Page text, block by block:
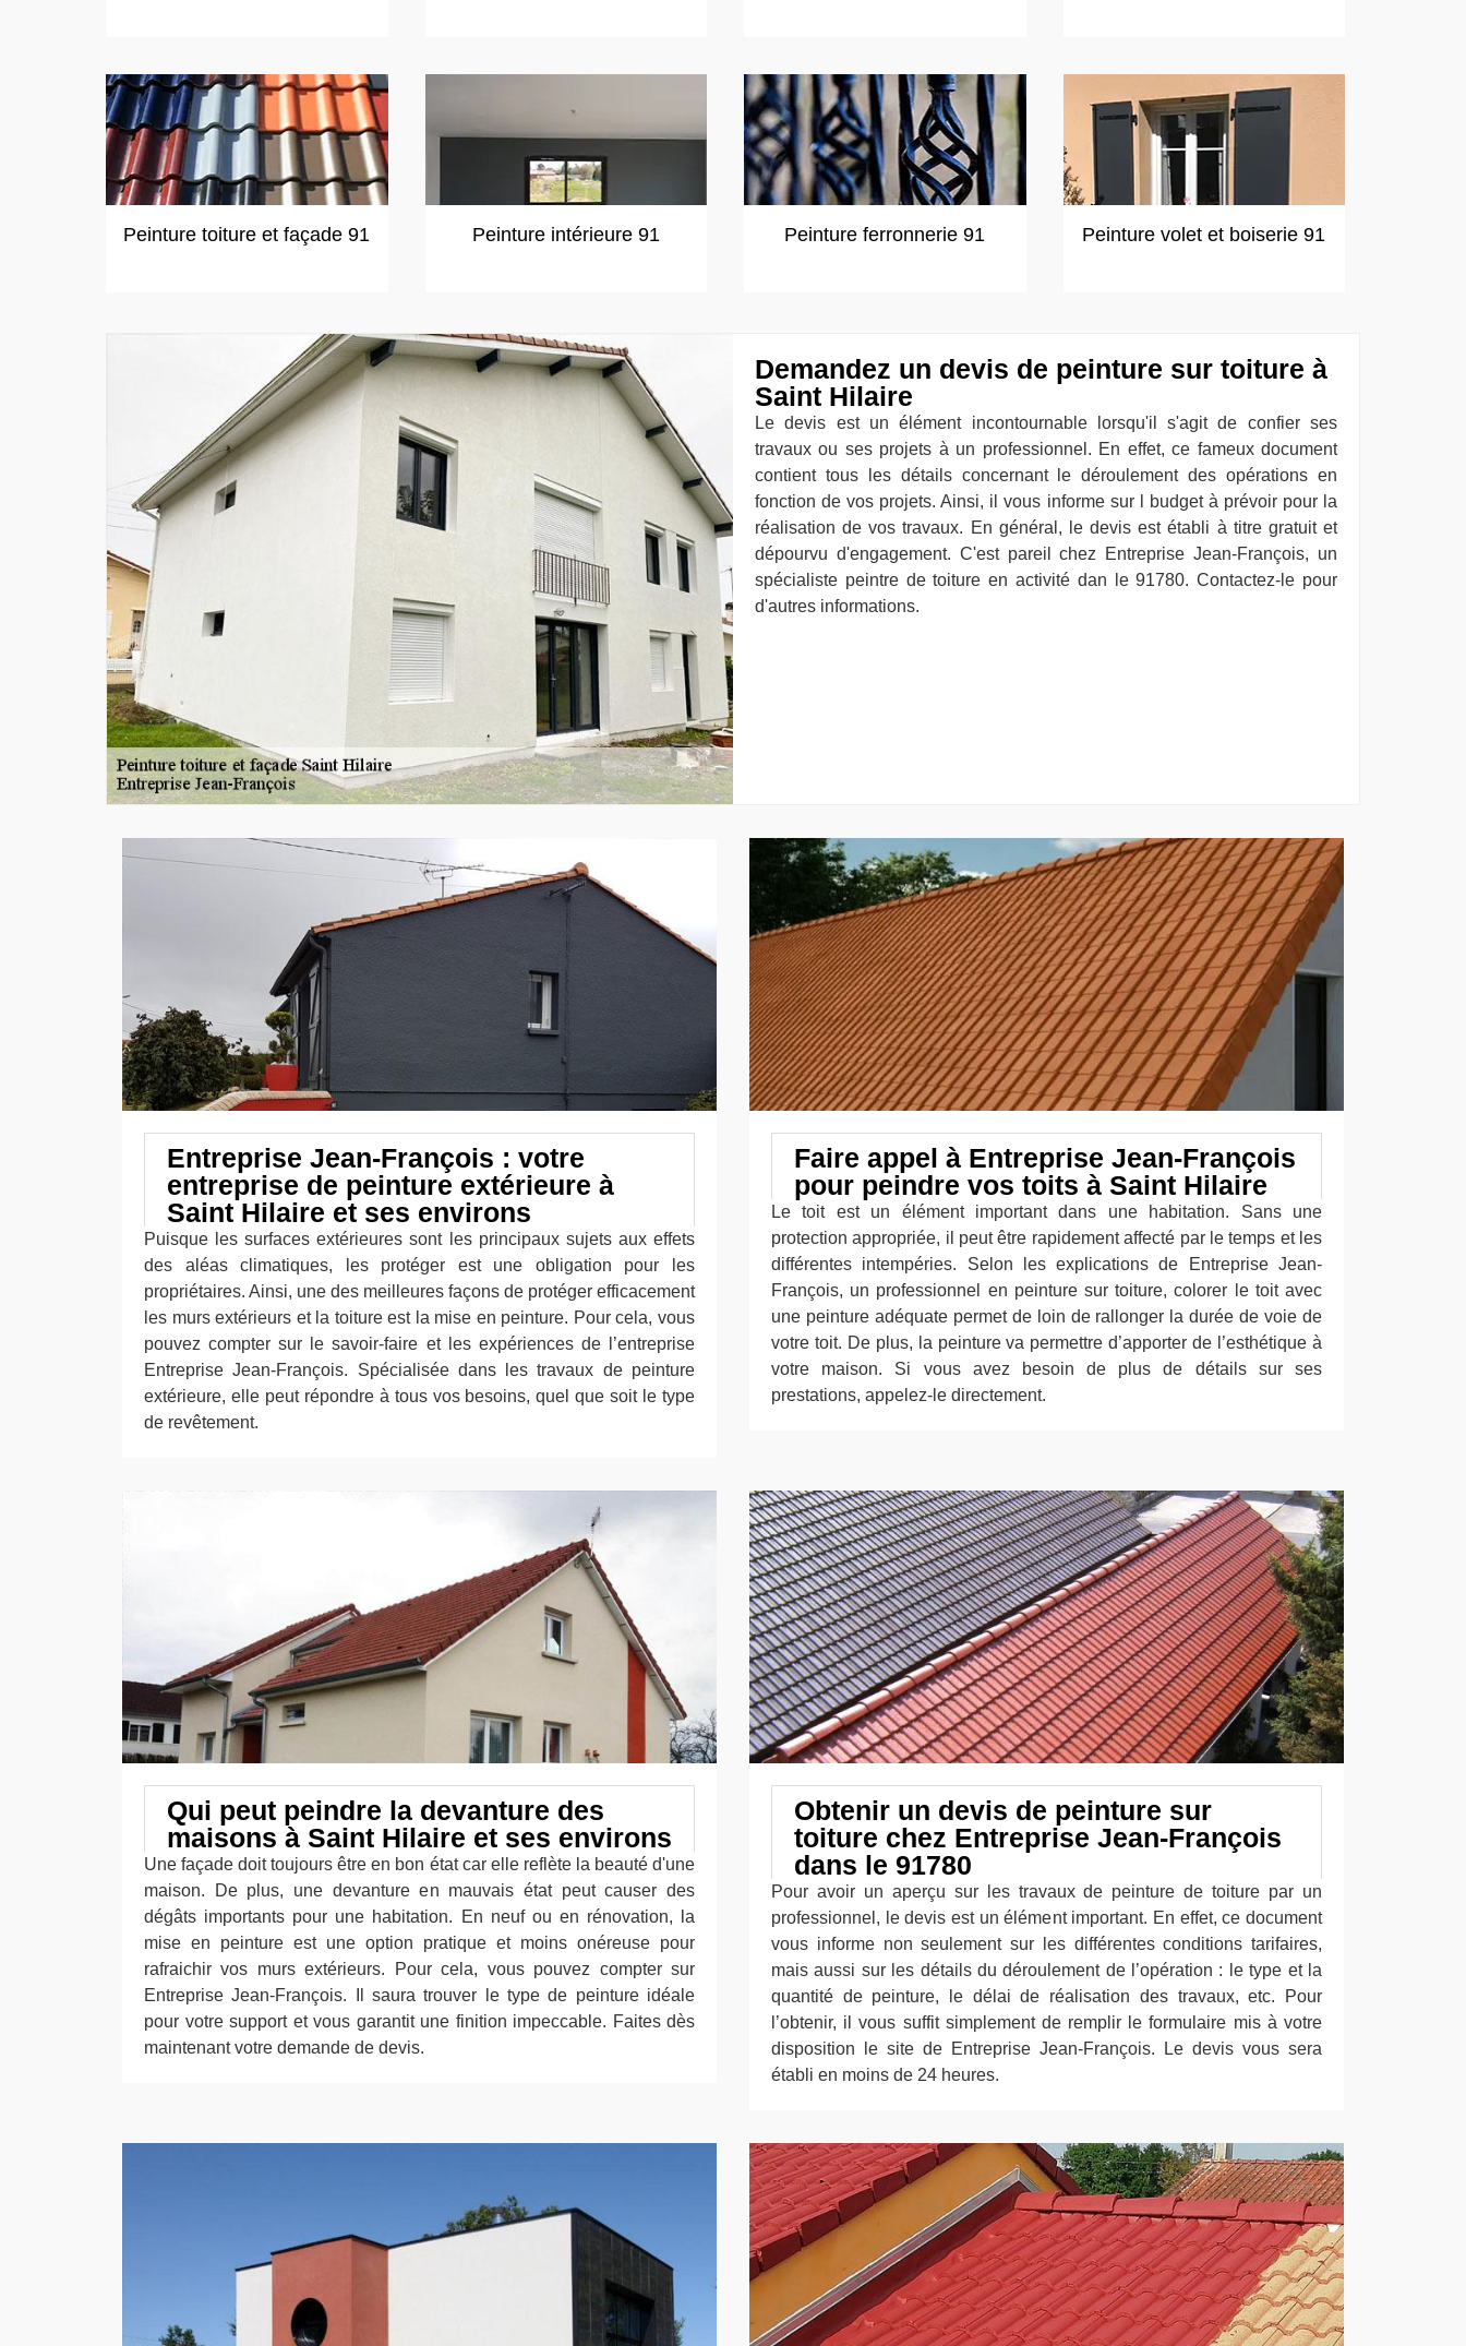
Peinture toiture et façade 91 Peinture intérieure 91 Peinture ferronnerie 91 Peinture volet et boiserie 91
Demandez un devis de peinture sur toiture à
Saint Hilaire
Le devis est un élément incontournable lorsqu'il s'agit de confier ses
travaux ou ses projets à un professionnel. En effet, ce fameux document
contient tous les détails concernant le déroulement des opérations en
fonction de vos projets. Ainsi, il vous informe sur l budget à prévoir pour la
réalisation de vos travaux. En général, le devis est établi à titre gratuit et
dépourvu d'engagement. C'est pareil chez Entreprise Jean-François, un
spécialiste peintre de toiture en activité dan le 91780. Contactez-le pour
d'autres informations.
Entreprise Jean-François : votre
entreprise de peinture extérieure à
Saint Hilaire et ses environs
Puisque les surfaces extérieures sont les principaux sujets aux effets
des aléas climatiques, les protéger est une obligation pour les
propriétaires. Ainsi, une des meilleures façons de protéger efficacement
les murs extérieurs et la toiture est la mise en peinture. Pour cela, vous
pouvez compter sur le savoir-faire et les expériences de l’entreprise
Entreprise Jean-François. Spécialisée dans les travaux de peinture
extérieure, elle peut répondre à tous vos besoins, quel que soit le type
de revêtement.
Faire appel à Entreprise Jean-François
pour peindre vos toits à Saint Hilaire
Le toit est un élément important dans une habitation. Sans une
protection appropriée, il peut être rapidement affecté par le temps et les
différentes intempéries. Selon les explications de Entreprise Jean-
François, un professionnel en peinture sur toiture, colorer le toit avec
une peinture adéquate permet de loin de rallonger la durée de voie de
votre toit. De plus, la peinture va permettre d’apporter de l’esthétique à
votre maison. Si vous avez besoin de plus de détails sur ses
prestations, appelez-le directement.
Qui peut peindre la devanture des
maisons à Saint Hilaire et ses environs
Une façade doit toujours être en bon état car elle reflète la beauté d'une
maison. De plus, une devanture en mauvais état peut causer des
dégâts importants pour une habitation. En neuf ou en rénovation, la
mise en peinture est une option pratique et moins onéreuse pour
rafraichir vos murs extérieurs. Pour cela, vous pouvez compter sur
Entreprise Jean-François. Il saura trouver le type de peinture idéale
pour votre support et vous garantit une finition impeccable. Faites dès
maintenant votre demande de devis.
Obtenir un devis de peinture sur
toiture chez Entreprise Jean-François
dans le 91780
Pour avoir un aperçu sur les travaux de peinture de toiture par un
professionnel, le devis est un élément important. En effet, ce document
vous informe non seulement sur les différentes conditions tarifaires,
mais aussi sur les détails du déroulement de l’opération : le type et la
quantité de peinture, le délai de réalisation des travaux, etc. Pour
l’obtenir, il vous suffit simplement de remplir le formulaire mis à votre
disposition le site de Entreprise Jean-François. Le devis vous sera
établi en moins de 24 heures.